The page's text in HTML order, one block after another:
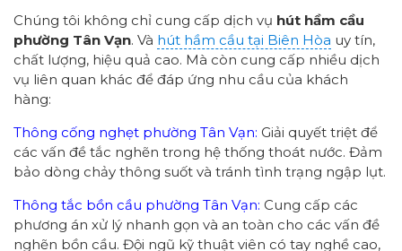
Chúng tôi không chỉ cung cấp dịch vụ hút hầm cầu
phường Tân Vạn. Và hút hầm cầu tại Biên Hòa uy tín,
chất lượng, hiệu quả cao. Mà còn cung cấp nhiều dịch
vụ liên quan khác để đáp ứng nhu cầu của khách
hàng:
Thông cống nghẹt phường Tân Vạn: Giải quyết triệt để
các vấn đề tắc nghẽn trong hệ thống thoát nước. Đảm
bảo dòng chảy thông suốt và tránh tình trạng ngập lụt.
Thông tắc bồn cầu phường Tân Vạn: Cung cấp các
phương án xử lý nhanh gọn và an toàn cho các vấn đề
nghẽn bồn cầu. Đội ngũ kỹ thuật viên có tay nghề cao,